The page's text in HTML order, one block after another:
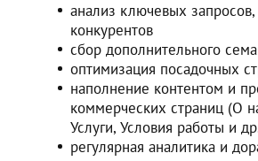
анализ ключевых
конкурентов
сбор дополнительного
оптимизация посадочных
наполнение контентом и
коммерческих страниц (О
Услуги, Условия работы и
регулярная аналитика и